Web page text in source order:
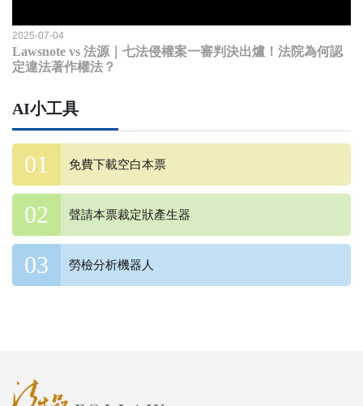
2025-07-04
Lawsnote vs 法源｜七法侵權案一審判決出爐！法院為何認
定違法著作權法？
AI小工具
免費下載空白本票
聲請本票裁定狀產生器
勞檢分析機器人